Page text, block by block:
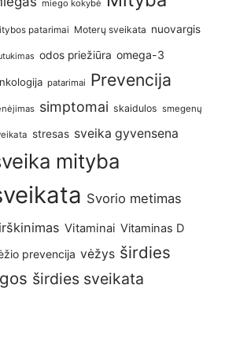
miego kokybė
patarimai Moterų sveikata nuovargis
odos priežiūra omega-3
patarimai Prevencija
simptomai skaidulos smegenų
stresas sveika gyvensena
mityba
Svorio metimas
Vitaminai Vitaminas D
prevencija vėžys širdies
širdies sveikata